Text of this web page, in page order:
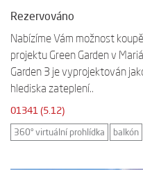
Rezervováno
Nabízíme Vám možnost
projektu Green Garden v
Garden 3 je vyprojektován
hlediska zateplení..
01341 (5.12)
360° virtuální prohlídka balkón